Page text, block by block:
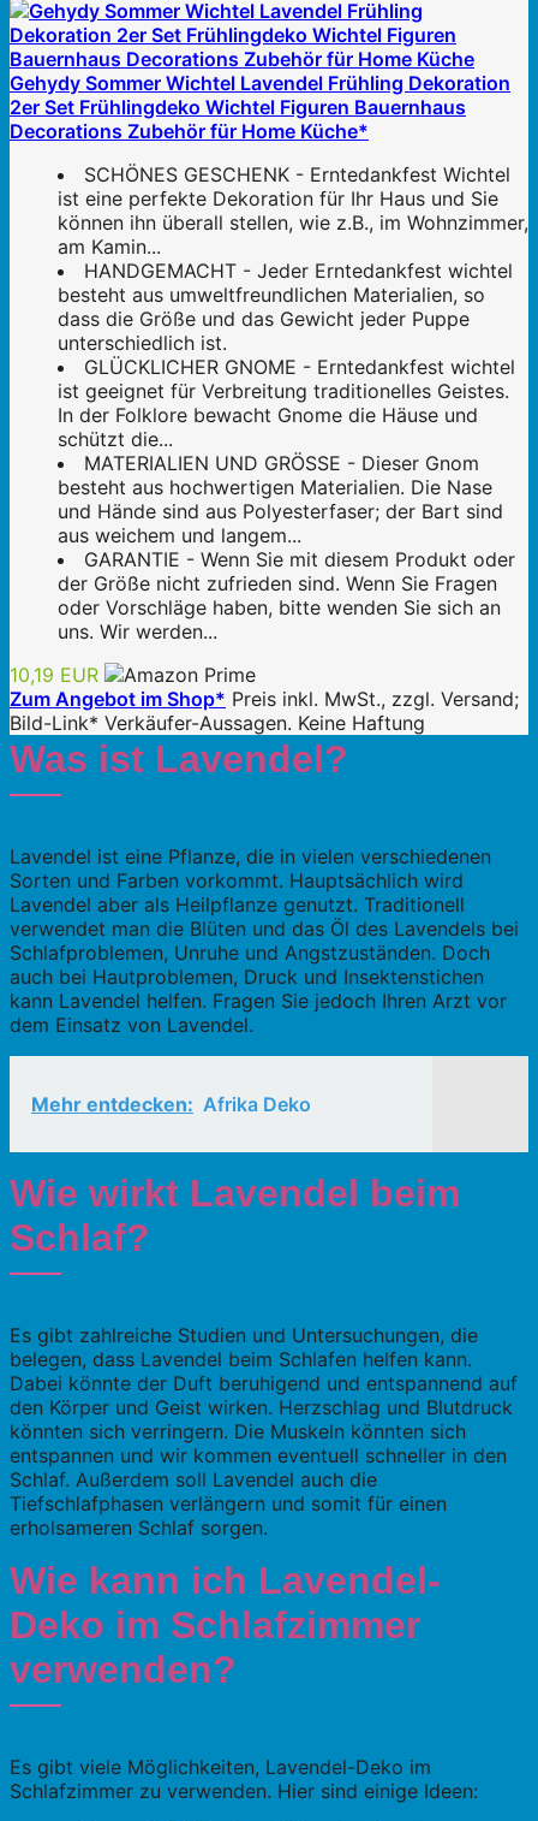
Gehydy Sommer Wichtel Lavendel Frühling Dekoration
2er Set Frühlingdeko Wichtel Figuren Bauernhaus
Decorations Zubehör für Home Küche*
SCHÖNES GESCHENK - Erntedankfest Wichtel
ist eine perfekte Dekoration für Ihr Haus und Sie
können ihn überall stellen, wie z.B., im Wohnzimmer,
am Kamin...
HANDGEMACHT - Jeder Erntedankfest wichtel
besteht aus umweltfreundlichen Materialien, so
dass die Größe und das Gewicht jeder Puppe
unterschiedlich ist.
GLÜCKLICHER GNOME - Erntedankfest wichtel
ist geeignet für Verbreitung traditionelles Geistes.
In der Folklore bewacht Gnome die Häuse und
schützt die...
MATERIALIEN UND GRÖSSE - Dieser Gnom
besteht aus hochwertigen Materialien. Die Nase
und Hände sind aus Polyesterfaser; der Bart sind
aus weichem und langem...
GARANTIE - Wenn Sie mit diesem Produkt oder
der Größe nicht zufrieden sind. Wenn Sie Fragen
oder Vorschläge haben, bitte wenden Sie sich an
uns. Wir werden...
10,19 EUR
Zum Angebot im Shop* Preis inkl. MwSt., zzgl. Versand;
Bild-Link* Verkäufer-Aussagen. Keine Haftung
Was ist Lavendel?
Lavendel ist eine Pflanze, die in vielen verschiedenen
Sorten und Farben vorkommt. Hauptsächlich wird
Lavendel aber als Heilpflanze genutzt. Traditionell
verwendet man die Blüten und das Öl des Lavendels bei
Schlafproblemen, Unruhe und Angstzuständen. Doch
auch bei Hautproblemen, Druck und Insektenstichen
kann Lavendel helfen. Fragen Sie jedoch Ihren Arzt vor
dem Einsatz von Lavendel.
Mehr entdecken: Afrika Deko
Wie wirkt Lavendel beim
Schlaf?
Es gibt zahlreiche Studien und Untersuchungen, die
belegen, dass Lavendel beim Schlafen helfen kann.
Dabei könnte der Duft beruhigend und entspannend auf
den Körper und Geist wirken. Herzschlag und Blutdruck
könnten sich verringern. Die Muskeln könnten sich
entspannen und wir kommen eventuell schneller in den
Schlaf. Außerdem soll Lavendel auch die
Tiefschlafphasen verlängern und somit für einen
erholsameren Schlaf sorgen.
Wie kann ich Lavendel-
Deko im Schlafzimmer
verwenden?
Es gibt viele Möglichkeiten, Lavendel-Deko im
Schlafzimmer zu verwenden. Hier sind einige Ideen: